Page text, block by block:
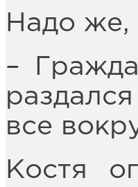
Надо же,
–
все
Костя